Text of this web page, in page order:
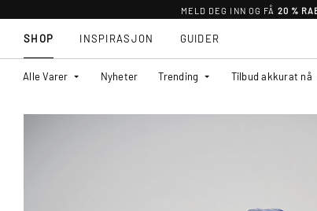
MELD DEG INN OG FÅ 20 %
SHOP
Alle Varer Nyheter Trending Tilbud akkurat nå
INSPIRASJON GUIDER